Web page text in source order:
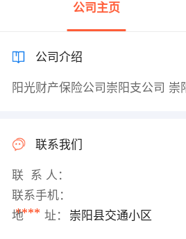
公司主页
公司介绍
阳光财产保险公司崇阳支公司 崇
联系我们
联 系 人：
联系手机：
****
地 址： 崇阳县交通小区